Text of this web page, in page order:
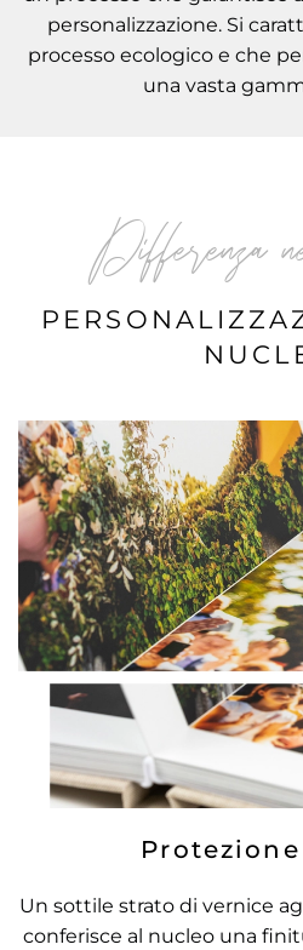
personalizzazione. Si
processo ecologico e che
una vasta
Differenza
Protezione
Un sottile strato di vernice
conferisce al nucleo una